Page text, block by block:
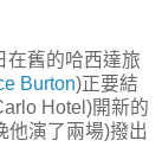
在舊的哈西達旅
Burton)正要結
Hotel)開新的
他演了兩場)撥出